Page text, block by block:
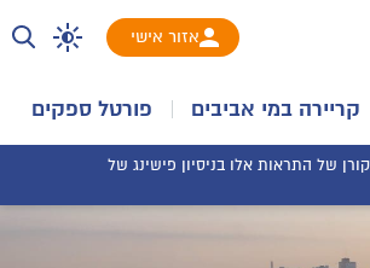
קריירה במי אביבים פורטל ספקים
אזור אישי
של התראות אלו בניסיון פישינג של